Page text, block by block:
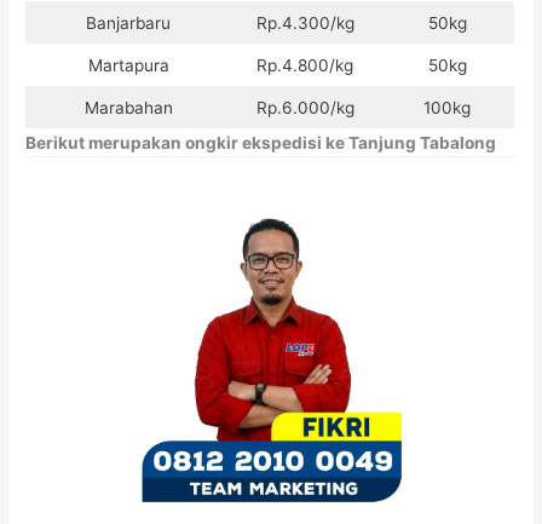
Banjarbaru Rp.4.300/kg 50kg
Martapura Rp.4.800/kg 50kg
Marabahan Rp.6.000/kg
100kg
Berikut merupakan ongkir ekspedisi ke Tanjung Tabalong